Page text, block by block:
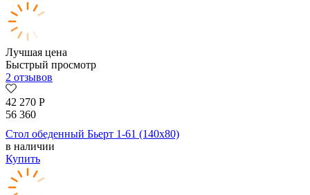
Лучшая цена
Быстрый просмотр
2 отзывов
42 270 Р
56 360
Стол обеденный Бьерт 1-61 (140х80)
в наличии
Купить